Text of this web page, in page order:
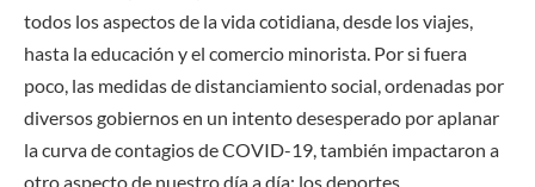
todos los aspectos de la vida cotidiana, desde los viajes,
hasta la educación y el comercio minorista. Por si fuera
poco, las medidas de distanciamiento social, ordenadas por
diversos gobiernos en un intento desesperado por aplanar
la curva de contagios de COVID-19, también impactaron a
otro aspecto de nuestro día a día: los deportes